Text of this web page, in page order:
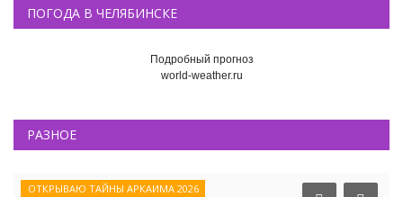
ПОГОДА В ЧЕЛЯБИНСКЕ
Подробный прогноз
world-weather.ru
РАЗНОЕ
ОТКРЫВАЮ ТАЙНЫ АРКАИМА 2026